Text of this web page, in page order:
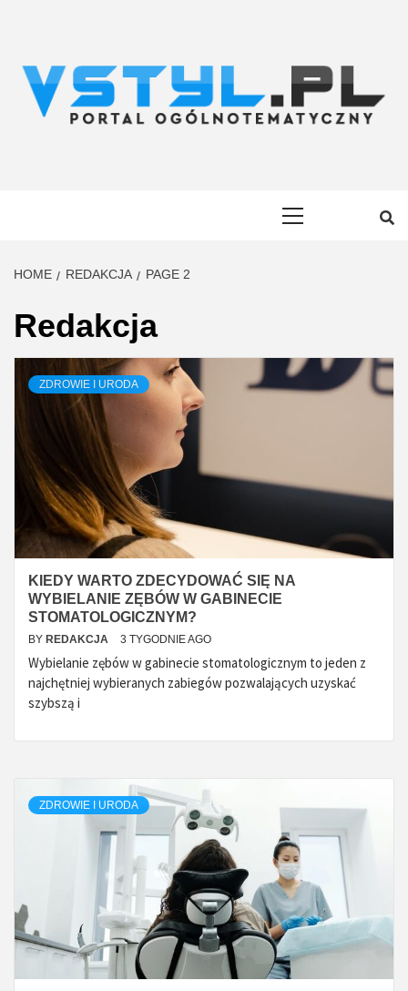
HOME REDAKCJA PAGE 2
Redakcja
ZDROWIE I URODA
KIEDY WARTO ZDECYDOWAĆ SIĘ NA
WYBIELANIE ZĘBÓW W GABINECIE
STOMATOLOGICZNYM?
BY REDAKCJA 3 TYGODNIE AGO
Wybielanie zębów w gabinecie stomatologicznym to jeden z
najchętniej wybieranych zabiegów pozwalających uzyskać
szybszą i
ZDROWIE I URODA